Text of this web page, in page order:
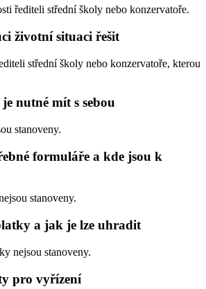
řediteli střední školy nebo konzervatoře.
životní situaci řešit
střední školy nebo konzervatoře, kterou
nutné mít s sebou
stanoveny.
formuláře a kde jsou k
stanoveny.
a jak je lze uhradit
nejsou stanoveny.
pro vyřízení